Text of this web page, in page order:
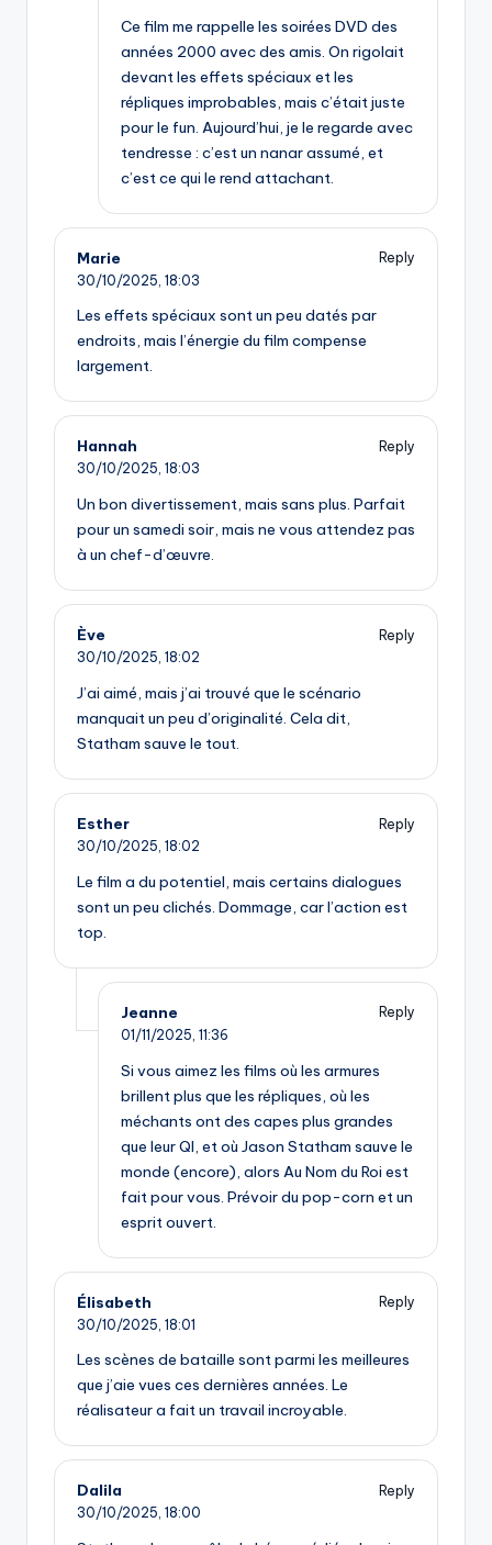
Ce film me rappelle les soirées DVD des
années 2000 avec des amis. On rigolait
devant les effets spéciaux et les
répliques improbables, mais c’était juste
pour le fun. Aujourd’hui, je le regarde avec
tendresse : c’est un nanar assumé, et
c’est ce qui le rend attachant.
Marie
Reply
30/10/2025, 18:03
Les effets spéciaux sont un peu datés par
endroits, mais l’énergie du film compense
largement.
Hannah
Reply
30/10/2025, 18:03
Un bon divertissement, mais sans plus. Parfait
pour un samedi soir, mais ne vous attendez pas
à un chef-d’œuvre.
Ève
Reply
30/10/2025, 18:02
J’ai aimé, mais j’ai trouvé que le scénario
manquait un peu d’originalité. Cela dit,
Statham sauve le tout.
Esther
Reply
30/10/2025, 18:02
Le film a du potentiel, mais certains dialogues
sont un peu clichés. Dommage, car l’action est
top.
Jeanne
Reply
01/11/2025, 11:36
Si vous aimez les films où les armures
brillent plus que les répliques, où les
méchants ont des capes plus grandes
que leur QI, et où Jason Statham sauve le
monde (encore), alors Au Nom du Roi est
fait pour vous. Prévoir du pop-corn et un
esprit ouvert.
Élisabeth
Reply
30/10/2025, 18:01
Les scènes de bataille sont parmi les meilleures
que j’aie vues ces dernières années. Le
réalisateur a fait un travail incroyable.
Dalila
Reply
30/10/2025, 18:00